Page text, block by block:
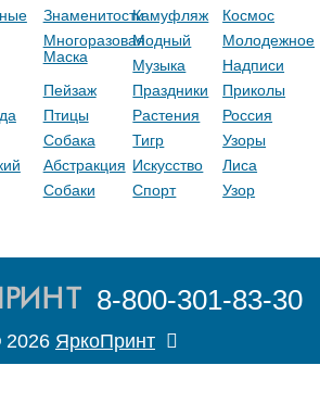
ЗнаменитостиКамуфляж
Космос
Многоразовая
Маска
Модный
Молодежное
Музыка
Надписи
Пейзаж Праздники
Приколы
Птицы Растения
Россия
Собака Тигр
Узоры
Абстракция Искусство
Лиса
Собаки Спорт
Узор
8-800-301-83-30
2026 ЯркоПринт